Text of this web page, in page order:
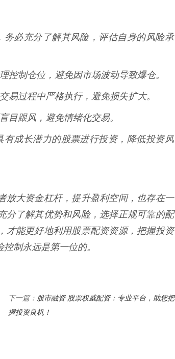
必充分了解其风险，评估自身的风险承
控制仓位，避免因市场波动导致爆仓。
易过程中严格执行，避免损失扩大。
目跟风，避免情绪化交易。
成长潜力的股票进行投资，降低投资风
放大资金杠杆，提升盈利空间，也存在一
分了解其优势和风险，选择正规可靠的配
才能更好地利用股票配资资源，把握投资
制永远是第一位的。
下一篇： 股市融资 股票权威配资：专业平台，助您把
握投资良机！